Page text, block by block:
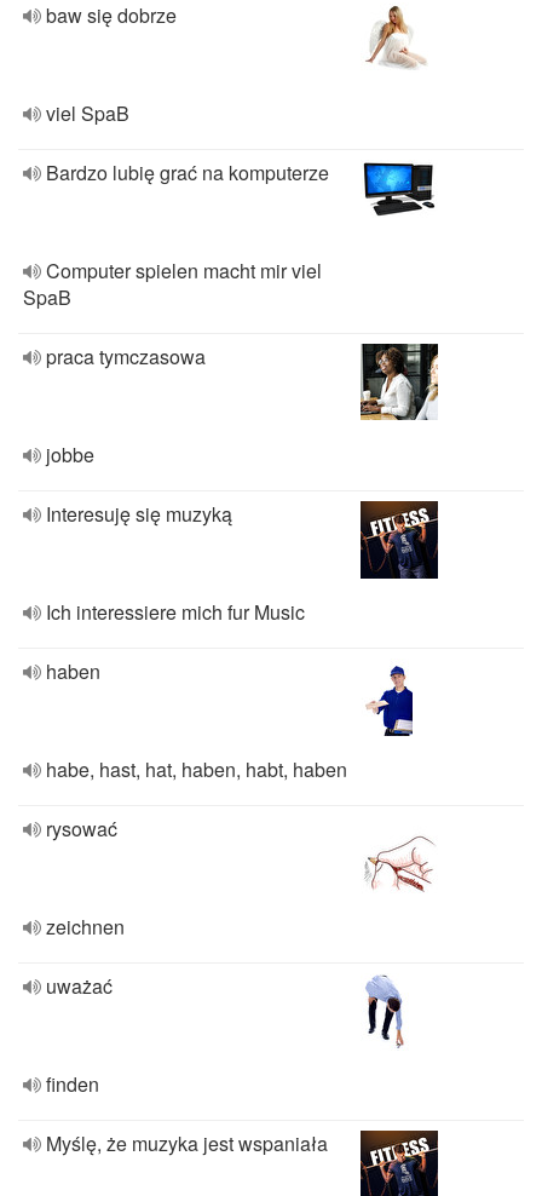
baw się dobrze
viel SpaB
Bardzo lubię grać na komputerze
Computer spielen macht mir viel
SpaB
praca tymczasowa
jobbe
Interesuję się muzyką
Ich interessiere mich fur Music
haben
habe, hast, hat, haben, habt, haben
rysować
zeichnen
uważać
finden
Myślę, że muzyka jest wspaniała